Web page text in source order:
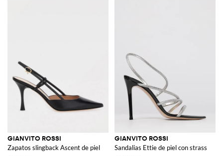
GIANVITO ROSSI
Zapatos slingback Ascent de piel
GIANVITO ROSSI
Sandalias Ettie de piel con strass